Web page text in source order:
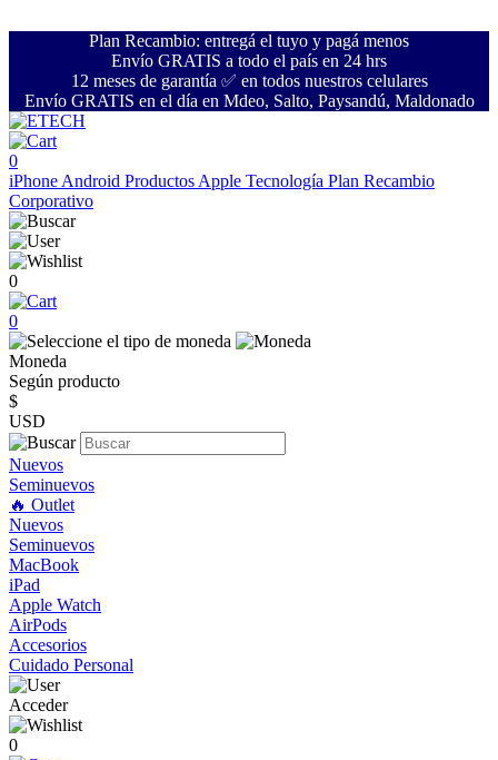
Plan Recambio: entregá el tuyo y pagá menos
Envío GRATIS a todo el país en 24 hrs
12 meses de garantía ✅ en todos nuestros celulares
Envío GRATIS en el día en Mdeo, Salto, Paysandú, Maldonado
0
iPhone Android Productos Apple Tecnología Plan Recambio
Corporativo
0
0
Moneda
Según producto
$
USD
Nuevos
Seminuevos
🔥 Outlet
Nuevos
Seminuevos
MacBook
iPad
Apple Watch
AirPods
Accesorios
Cuidado Personal
Acceder
0